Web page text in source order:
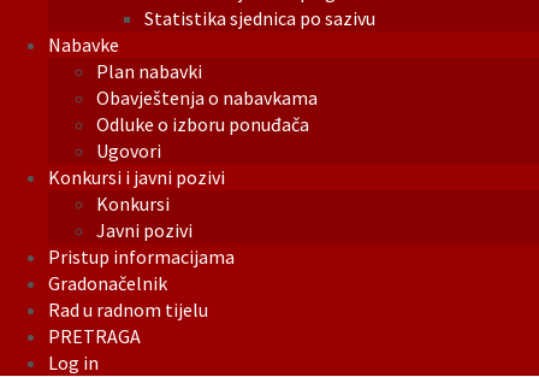
Statistika sjednica po sazivu
Nabavke
Plan nabavki
Obavještenja o nabavkama
Odluke o izboru ponuđača
Ugovori
Konkursi i javni pozivi
Konkursi
Javni pozivi
Pristup informacijama
Gradonačelnik
Rad u radnom tijelu
PRETRAGA
Log in